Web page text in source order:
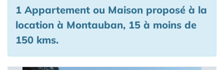
1 Appartement ou Maison proposé à la
location à Montauban, 15 à moins de
150 kms.